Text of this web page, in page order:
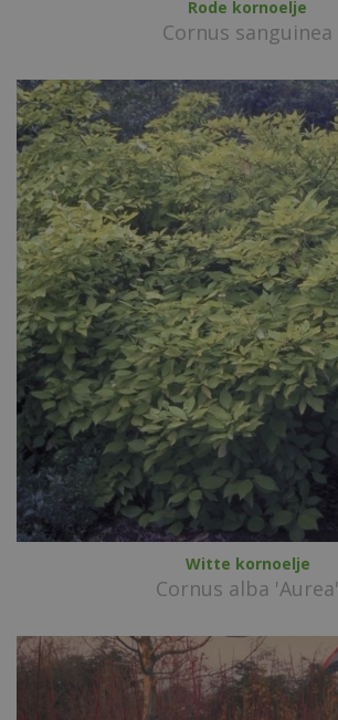
Rode kornoelje
Cornus sanguinea
Witte kornoelje
Cornus alba 'Aurea'